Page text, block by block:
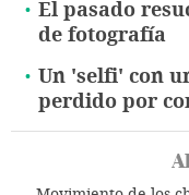
El pasado
de fotografía
Un 'selfi' con
perdido por